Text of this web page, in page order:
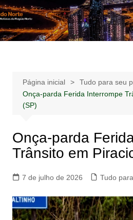
Ir
para
o
Notícias – Publicidades – Anúncios
Página inicial
Tudo para seu
Onça-parda Ferida Interrompe
(SP)
Onça-parda
Trânsito em
7 de julho de 2026 Tudo